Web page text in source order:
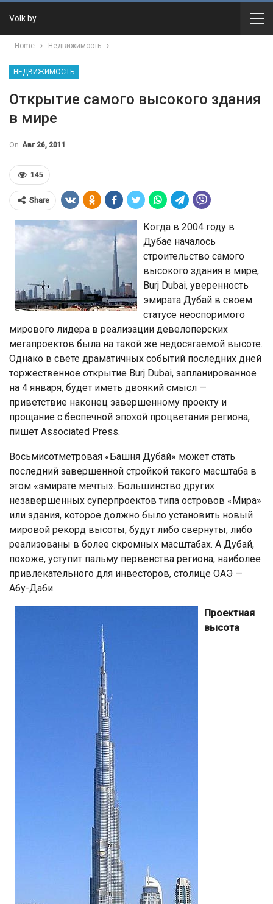
Volk.by
Home Недвижимость
НЕДВИЖИМОСТЬ
Открытие самого высокого здания
в мире
On Авг 26, 2011
145
Share
Когда в 2004 году в
Дубае началось
строительство самого
высокого здания в мире,
Burj Dubai, уверенность
эмирата Дубай в своем
статусе неоспоримого
мирового лидера в реализации девелоперских
мегапроектов была на такой же недосягаемой высоте.
Однако в свете драматичных событий последних дней
торжественное открытие Burj Dubai, запланированное
на 4 января, будет иметь двоякий смысл —
приветствие наконец завершенному проекту и
прощание с беспечной эпохой процветания региона,
пишет Associated Press.
Восьмисотметровая «Башня Дубай» может стать
последний завершенной стройкой такого масштаба в
этом «эмирате мечты». Большинство других
незавершенных суперпроектов типа островов «Мира»
или здания, которое должно было установить новый
мировой рекорд высоты, будут либо свернуты, либо
реализованы в более скромных масштабах. А Дубай,
похоже, уступит пальму первенства региона, наиболее
привлекательного для инвесторов, столице ОАЭ —
Абу-Даби.
Проектная
высота